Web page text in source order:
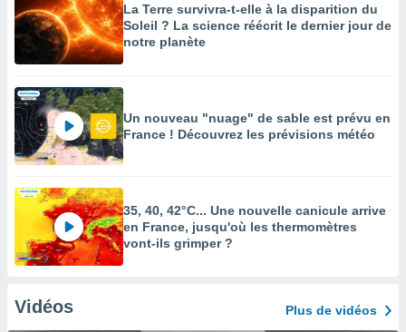
La Terre survivra-t-elle à la disparition du
Soleil ? La science réécrit le dernier jour de
notre planète
Un nouveau "nuage" de sable est prévu en
France ! Découvrez les prévisions météo
35, 40, 42°C... Une nouvelle canicule arrive
en France, jusqu'où les thermomètres
vont-ils grimper ?
Vidéos Plus de vidéos